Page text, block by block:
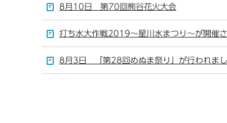
8月10日 第70回熊谷花火大会
打ち水大作戦2019～星川水まつり～が開催さ
8月3日 「第28回めぬま祭り」が行われま